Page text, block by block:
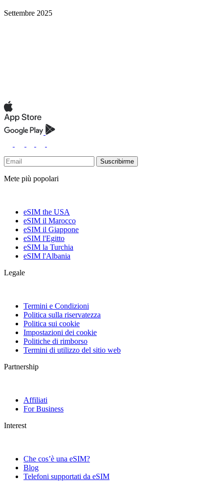
Settembre 2025
Suscribirme
Mete più popolari
eSIM the USA
eSIM il Marocco
eSIM il Giappone
eSIM l'Egitto
eSIM la Turchia
eSIM l'Albania
Legale
Termini e Condizioni
Politica sulla riservatezza
Politica sui cookie
Impostazioni dei cookie
Politiche di rimborso
Termini di utilizzo del sitio web
Partnership
Affiliati
For Business
Interest
Che cos’è una eSIM?
Blog
Telefoni supportati da eSIM